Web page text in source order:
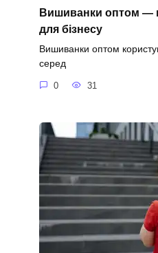
Вишиванки оптом —
для бізнесу
Вишиванки оптом
серед
0 31